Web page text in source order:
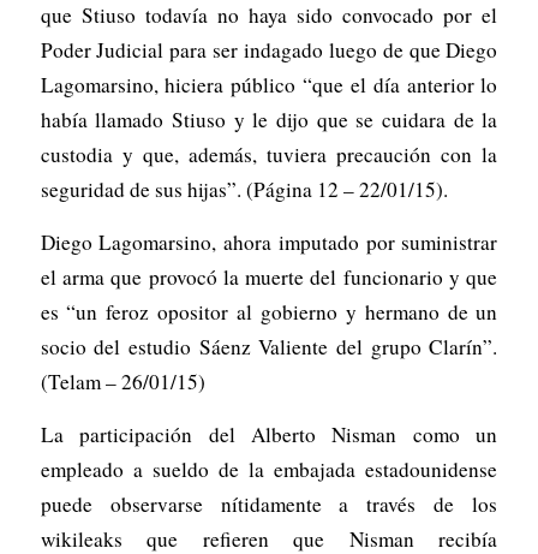
que Stiuso todavía no haya sido convocado por el
Poder Judicial para ser indagado luego de que Diego
Lagomarsino, hiciera público “que el día anterior lo
había llamado Stiuso y le dijo que se cuidara de la
custodia y que, además, tuviera precaución con la
seguridad de sus hijas”. (Página 12 – 22/01/15).
Diego Lagomarsino, ahora imputado por suministrar
el arma que provocó la muerte del funcionario y que
es “un feroz opositor al gobierno y hermano de un
socio del estudio Sáenz Valiente del grupo Clarín”.
(Telam – 26/01/15)
La participación del Alberto Nisman como un
empleado a sueldo de la embajada estadounidense
puede observarse nítidamente a través de los
wikileaks que refieren que Nisman recibía